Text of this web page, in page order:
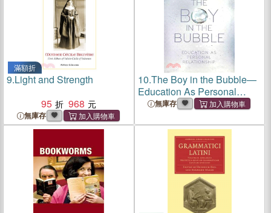
滿額折
9.Light and Strength
95
968
無庫存
10.The Boy in the Bubble—
Education As Personal
Relationship
無庫存